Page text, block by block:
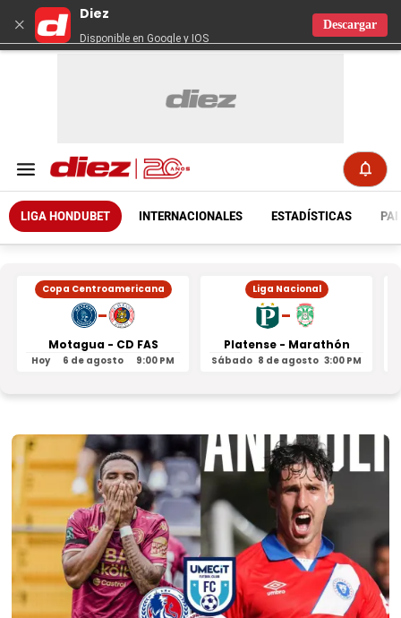
×
Diez
Disponible en Google y IOS
Descargar
LIGA HONDUBET INTERNACIONALES ESTADÍSTICAS
Copa Centroamericana
-
Motagua - CD FAS
Hoy 6 de agosto 9:00 PM
Liga Nacional
-
Platense - Marathón
Sábado 8 de agosto 3:00 PM